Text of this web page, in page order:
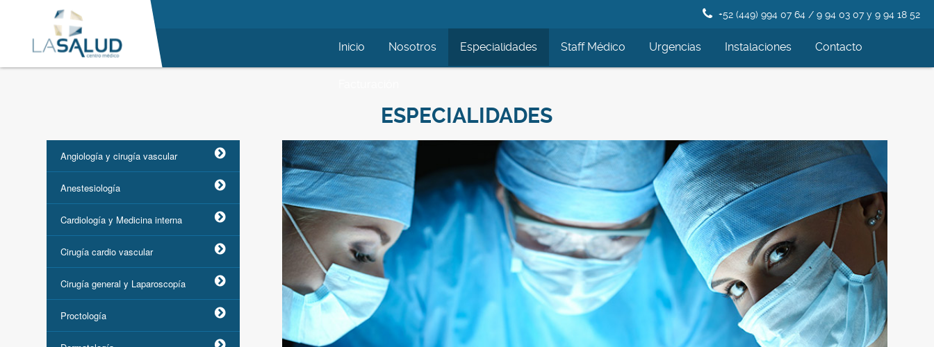
+52 (449) 994 07 64 / 9 94 03 07 y 9 94 18 52
Inicio Nosotros Especialidades Staff Médico Urgencias Instalaciones Contacto
ESPECIALIDADES
Angiología y cirugía vascular
Anestesiología
Cardiología y Medicina interna
Cirugía cardio vascular
Cirugía general y Laparoscopía
Proctología